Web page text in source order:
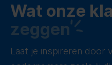
Wat onze
zeggen
Laat je inspireren door